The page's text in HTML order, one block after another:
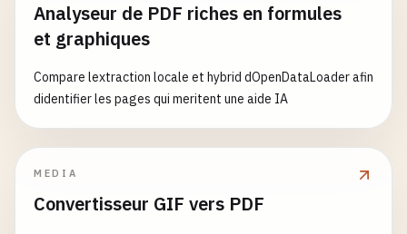
Analyseur de PDF riches en formules
et graphiques
Compare lextraction locale et hybrid dOpenDataLoader afin
didentifier les pages qui meritent une aide IA
MEDIA
Convertisseur GIF vers PDF